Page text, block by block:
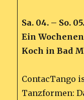
Sa. 04. – So.
Ein
Koch in Bad
ContacTango
Tanzformen: